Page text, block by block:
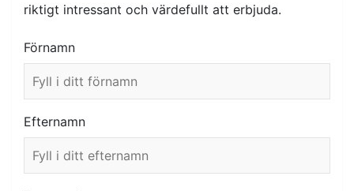
riktigt intressant och värdefullt att erbjuda.
Förnamn
Efternamn